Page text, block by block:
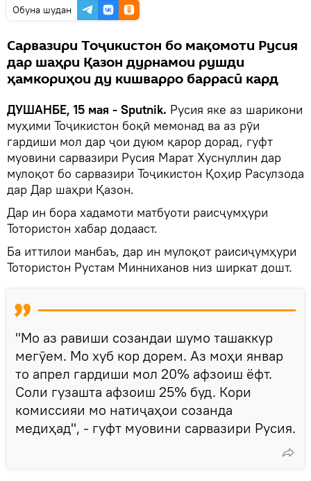
Обуна шудан
Сарвазири Тоҷикистон бо мақомоти Русия
дар шаҳри Қазон дурнамои рушди
ҳамкориҳои ду кишварро баррасӣ кард
ДУШАНБЕ, 15 мая - Sputnik. Русия яке аз шарикони
муҳими Тоҷикистон боқӣ мемонад ва аз рӯи
гардиши мол дар ҷои дуюм қарор дорад, гуфт
муовини сарвазири Русия Марат Хуснуллин дар
мулоқот бо сарвазири Тоҷикистон Қоҳир Расулзода
дар Дар шаҳри Қазон.
Дар ин бора хадамоти матбуоти раисҷумҳури
Тотористон хабар додааст.
Ба иттилои манбаъ, дар ин мулоқот раисиҷумҳури
Тотористон Рустам Минниханов низ ширкат дошт.
"Мо аз равиши созандаи шумо ташаккур
мегӯем. Мо хуб кор дорем. Аз моҳи январ
то апрел гардиши мол 20% афзоиш ёфт.
Соли гузашта афзоиш 25% буд. Кори
комиссияи мо натиҷаҳои созанда
медиҳад", - гуфт муовини сарвазири Русия.